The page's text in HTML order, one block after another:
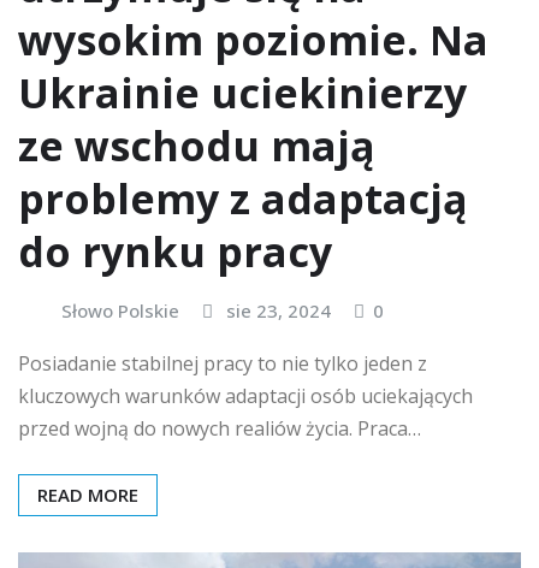
wysokim poziomie. Na
Ukrainie uciekinierzy
ze wschodu mają
problemy z adaptacją
do rynku pracy
Słowo Polskie sie 23, 2024 0
Posiadanie stabilnej pracy to nie tylko jeden z
kluczowych warunków adaptacji osób uciekających
przed wojną do nowych realiów życia. Praca…
READ MORE